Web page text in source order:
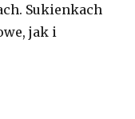
Sukienkach
jak i